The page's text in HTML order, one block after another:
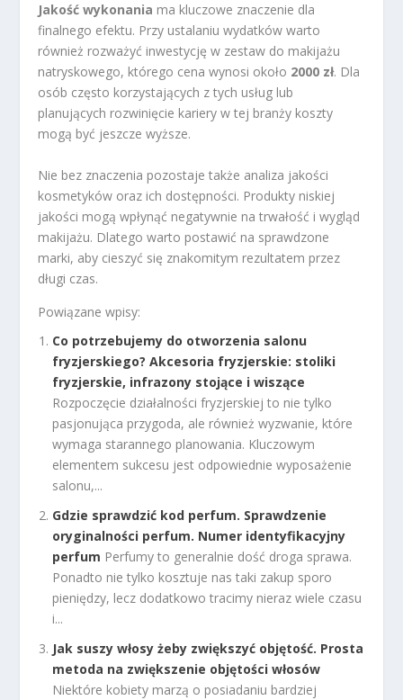
Jakość wykonania ma kluczowe znaczenie dla
finalnego efektu. Przy ustalaniu wydatków warto
również rozważyć inwestycję w zestaw do makijażu
natryskowego, którego cena wynosi około 2000 zł. Dla
osób często korzystających z tych usług lub
planujących rozwinięcie kariery w tej branży koszty
mogą być jeszcze wyższe.
Nie bez znaczenia pozostaje także analiza jakości
kosmetyków oraz ich dostępności. Produkty niskiej
jakości mogą wpłynąć negatywnie na trwałość i wygląd
makijażu. Dlatego warto postawić na sprawdzone
marki, aby cieszyć się znakomitym rezultatem przez
długi czas.
Powiązane wpisy:
Co potrzebujemy do otworzenia salonu
fryzjerskiego? Akcesoria fryzjerskie: stoliki
fryzjerskie, infrazony stojące i wiszące
Rozpoczęcie działalności fryzjerskiej to nie tylko
pasjonująca przygoda, ale również wyzwanie, które
wymaga starannego planowania. Kluczowym
elementem sukcesu jest odpowiednie wyposażenie
salonu,...
Gdzie sprawdzić kod perfum. Sprawdzenie
oryginalności perfum. Numer identyfikacyjny
perfum Perfumy to generalnie dość droga sprawa.
Ponadto nie tylko kosztuje nas taki zakup sporo
pieniędzy, lecz dodatkowo tracimy nieraz wiele czasu
i...
Jak suszy włosy żeby zwiększyć objętość. Prosta
metoda na zwiększenie objętości włosów
Niektóre kobiety marzą o posiadaniu bardziej